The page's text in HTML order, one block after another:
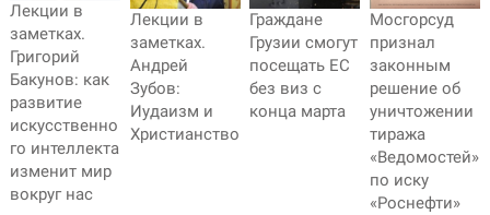
Лекции в
заметках.
Григорий
Бакунов: как
развитие
искусственно
го интеллекта
изменит мир
вокруг нас
Лекции в
заметках.
Андрей
Зубов:
Иудаизм и
Христианство
Граждане
Грузии смогут
посещать ЕС
без виз с
конца марта
Мосгорсуд
признал
законным
решение об
уничтожении
тиража
«Ведомостей»
по иску
«Роснефти»